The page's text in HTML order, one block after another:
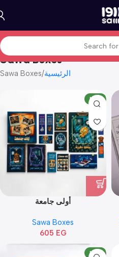
Sawa Boxes
الرئيسية Sawa Boxes
NEW
أولى جامعة
Sawa Boxes
605 EG
NEW